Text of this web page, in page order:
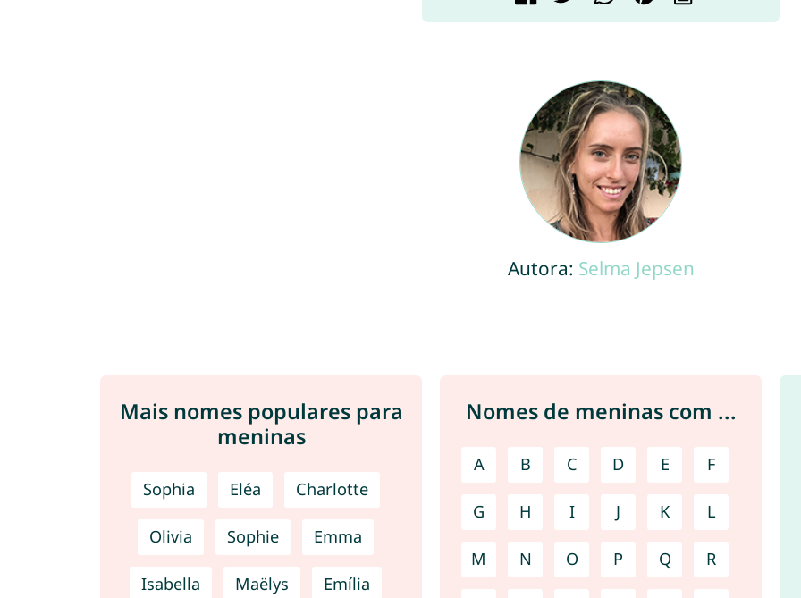
Autora: Selma Jepsen
Mais nomes populares para
meninas
Sophia Eléa Charlotte
Olivia Sophie Emma
Isabella Maëlys Emília
Nomes de meninas com ...
A B C D E F
G H I J K L
M N O P Q R